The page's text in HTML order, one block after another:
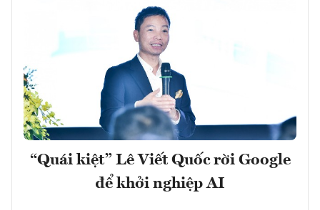
“Quái kiệt” Lê Viết Quốc rời Google
để khởi nghiệp AI